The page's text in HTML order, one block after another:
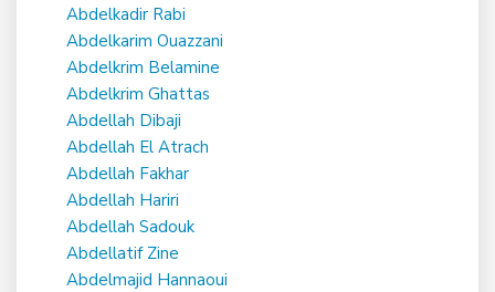
Abdelkadir Rabi
Abdelkarim Ouazzani
Abdelkrim Belamine
Abdelkrim Ghattas
Abdellah Dibaji
Abdellah El Atrach
Abdellah Fakhar
Abdellah Hariri
Abdellah Sadouk
Abdellatif Zine
Abdelmajid Hannaoui